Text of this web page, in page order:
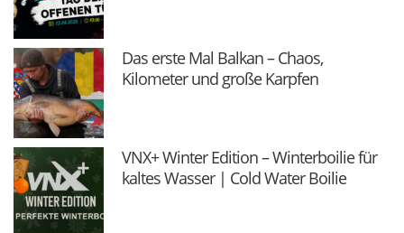
Das erste Mal Balkan – Chaos,
Kilometer und große Karpfen
VNX+ Winter Edition – Winterboilie für
kaltes Wasser | Cold Water Boilie